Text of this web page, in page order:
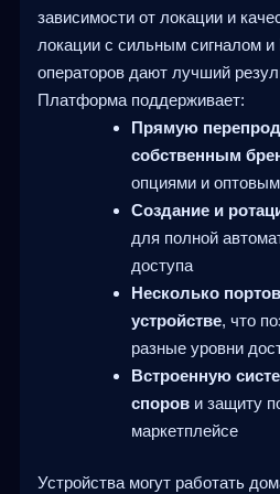
зависимости от локации и
локации с сильным сигналом и
операторов дают лучший
Платформа поддерживает:
Прямую
собственным
опциями и
Создание и
для полной
доступа
Несколько
устройстве, что
разные уровни
Встроенную
споров и защиту
маркетплейсе
Устройства могут работать